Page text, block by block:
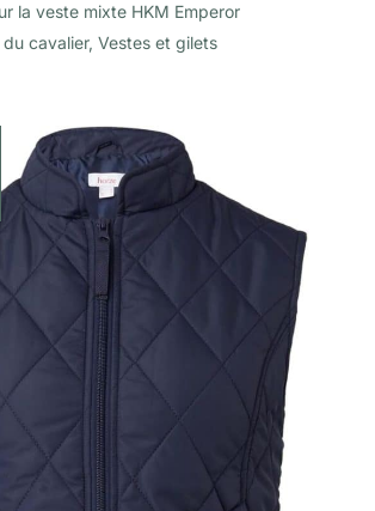
la veste mixte HKM Emperor
cavalier, Vestes et gilets